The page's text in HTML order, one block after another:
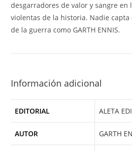
desgarradores de valor y sangre en
violentas de la historia. Nadie
de la guerra como GARTH ENNIS.
Información adicional
EDITORIAL ALETA
AUTOR GARTH